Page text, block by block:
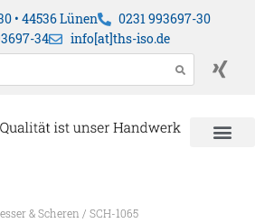
• 44536 Lünen
0231 993697-30
34
info[at]ths-iso.de
& Scheren / SCH-1065